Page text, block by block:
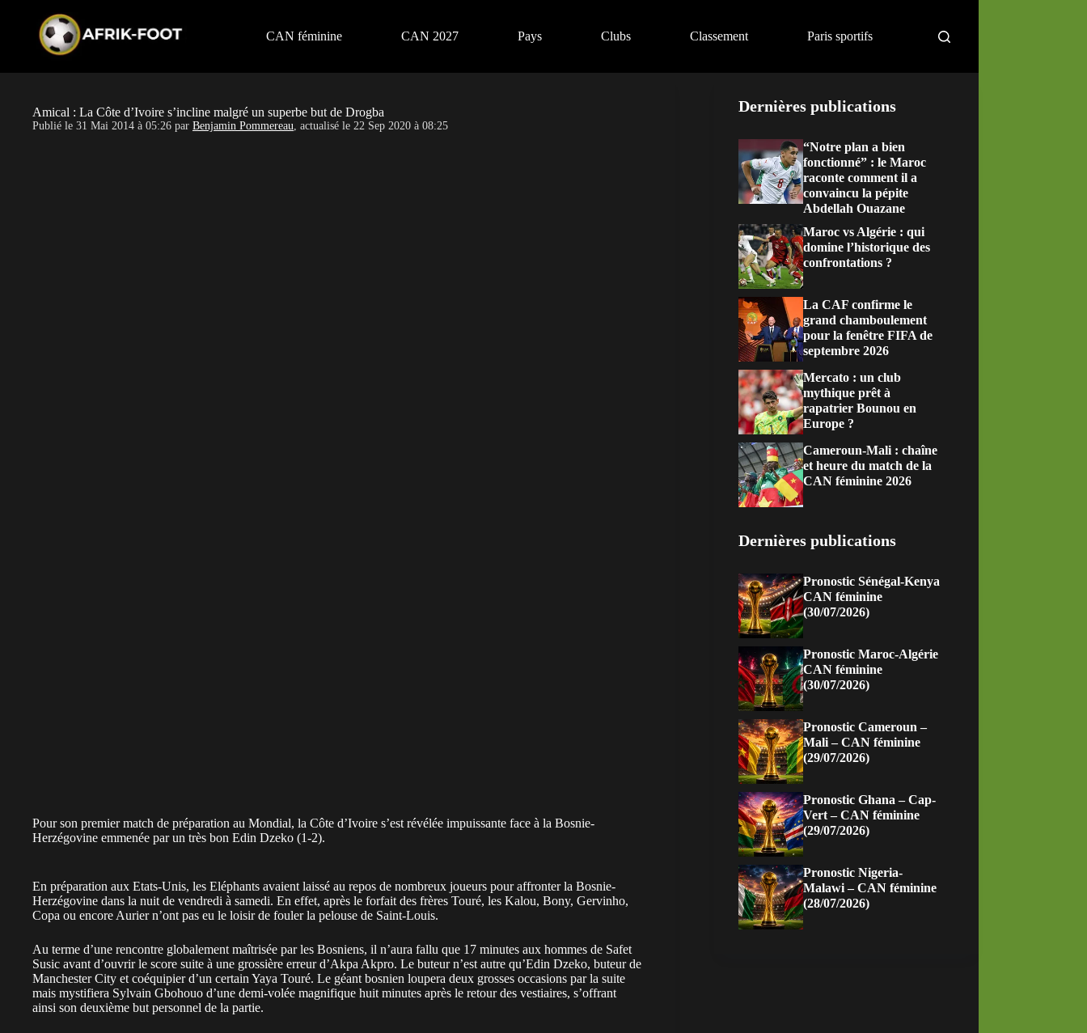
CAN féminine CAN 2027 Pays Clubs Classement Paris sportifs
Amical : La Côte d’Ivoire s’incline malgré un superbe but de Drogba
Publié le 31 Mai 2014 à 05:26 par Benjamin Pommereau, actualisé le 22 Sep 2020 à 08:25
Pour son premier match de préparation au Mondial, la Côte d’Ivoire s’est révélée impuissante face à la Bosnie-
Herzégovine emmenée par un très bon Edin Dzeko (1-2).
En préparation aux Etats-Unis, les Eléphants avaient laissé au repos de nombreux joueurs pour affronter la Bosnie-
Herzégovine dans la nuit de vendredi à samedi. En effet, après le forfait des frères Touré, les Kalou, Bony, Gervinho,
Copa ou encore Aurier n’ont pas eu le loisir de fouler la pelouse de Saint-Louis.
Au terme d’une rencontre globalement maîtrisée par les Bosniens, il n’aura fallu que 17 minutes aux hommes de Safet
Susic avant d’ouvrir le score suite à une grossière erreur d’Akpa Akpro. Le buteur n’est autre qu’Edin Dzeko, buteur de
Manchester City et coéquipier d’un certain Yaya Touré. Le géant bosnien loupera deux grosses occasions par la suite
mais mystifiera Sylvain Gbohouo d’une demi-volée magnifique huit minutes après le retour des vestiaires, s’offrant
ainsi son deuxième but personnel de la partie.
Dernières publications
“Notre plan a bien
fonctionné” : le Maroc
raconte comment il a
convaincu la pépite
Abdellah Ouazane
Maroc vs Algérie : qui
domine l’historique des
confrontations ?
La CAF confirme le
grand chamboulement
pour la fenêtre FIFA de
septembre 2026
Mercato : un club
mythique prêt à
rapatrier Bounou en
Europe ?
Cameroun-Mali : chaîne
et heure du match de la
CAN féminine 2026
Dernières publications
Pronostic Sénégal-Kenya
CAN féminine
(30/07/2026)
Pronostic Maroc-Algérie
CAN féminine
(30/07/2026)
Pronostic Cameroun –
Mali – CAN féminine
(29/07/2026)
Pronostic Ghana – Cap-
Vert – CAN féminine
(29/07/2026)
Pronostic Nigeria-
Malawi – CAN féminine
(28/07/2026)